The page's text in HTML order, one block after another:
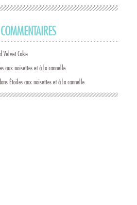
Velvet Cake
aux noisettes et à la cannelle
Étoiles aux noisettes et à la cannelle